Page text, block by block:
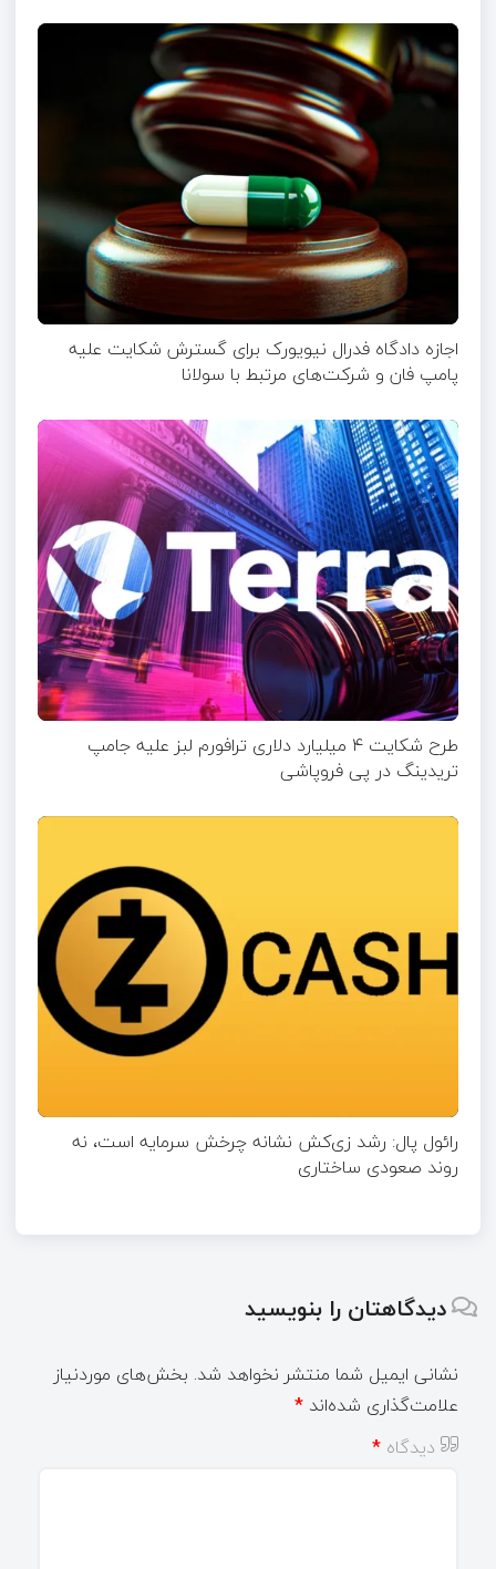
اجازه دادگاه فدرال نیویورک برای گسترش شکایت علیه
پامپ فان و شرکت‌های مرتبط با سولانا
طرح شکایت ۴ میلیارد دلاری ترافورم لبز علیه جامپ
تریدینگ در پی فروپاشی
رائول پال: رشد زی‌کش نشانه چرخش سرمایه است، نه
روند صعودی ساختاری
دیدگاهتان را بنویسید
نشانی ایمیل شما منتشر نخواهد شد. بخش‌های موردنیاز
علامت‌گذاری شده‌اند *
دیدگاه *